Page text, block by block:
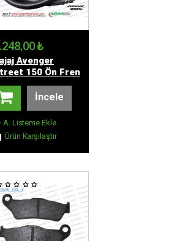
₺
Avenger
150 Ön Fren
Hortumu
İncele
A. Listeme Ekle
Ürün Karşılaştır